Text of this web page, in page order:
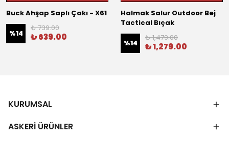
Buck Ahşap Saplı Çakı - X61
%14
₺ 739.00
₺ 639.00
Halmak Salur Outdoor Bej
Tactical Bıçak
%14
₺ 1,479.00
₺ 1,279.00
KURUMSAL
ASKERİ ÜRÜNLER